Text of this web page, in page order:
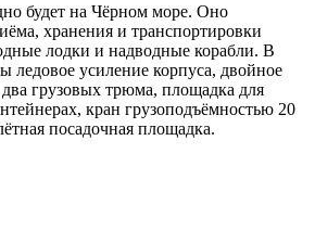
будет на Чёрном море. Оно
хранения и транспортировки
лодки и надводные корабли. В
ледовое усиление корпуса, двойное
грузовых трюма, площадка для
кран грузоподъёмностью 20
посадочная площадка.